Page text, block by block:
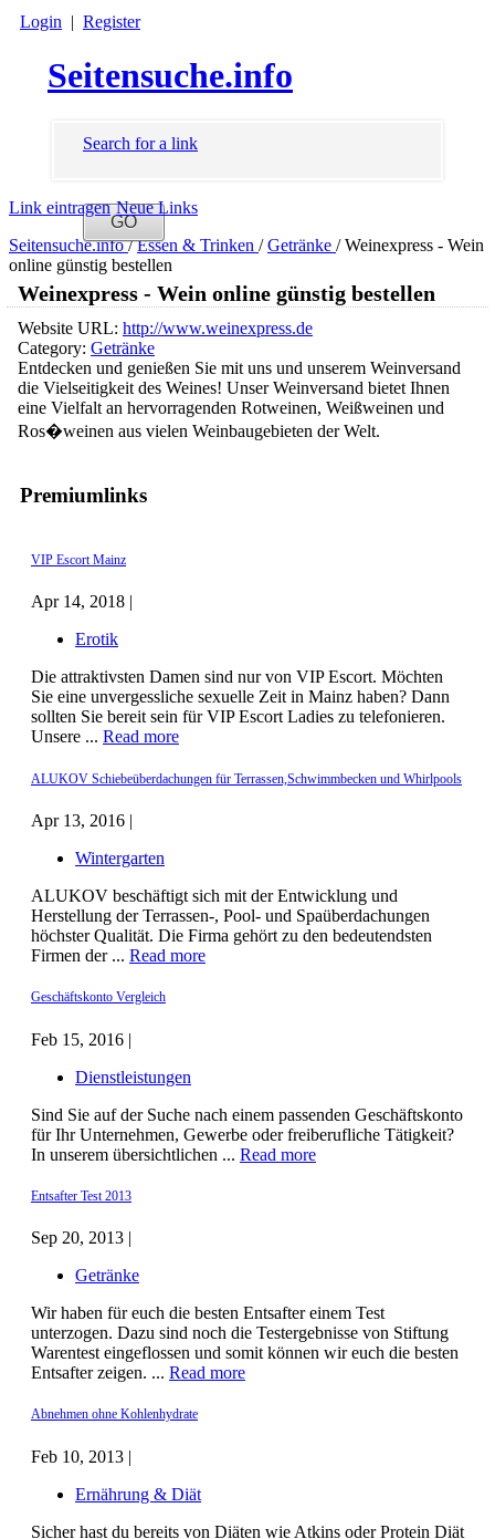
Login | Register
Seitensuche.info
Search for a link
Link eintragen Neue Links
Seitensuche.info/ Essen & Trinken / Getränke / Weinexpress - Wein
online günstig bestellen
Premiumlinks
VIP Escort Mainz
Apr 14, 2018 |
Erotik
Die attraktivsten Damen sind nur von VIP Escort. Möchten
Sie eine unvergessliche sexuelle Zeit in Mainz haben? Dann
sollten Sie bereit sein für VIP Escort Ladies zu telefonieren.
Unsere ... Read more
ALUKOV Schiebeüberdachungen für Terrassen,Schwimmbecken und Whirlpools
Apr 13, 2016 |
Wintergarten
ALUKOV beschäftigt sich mit der Entwicklung und
Herstellung der Terrassen-, Pool- und Spaüberdachungen
höchster Qualität. Die Firma gehört zu den bedeutendsten
Firmen der ... Read more
Geschäftskonto Vergleich
Feb 15, 2016 |
Dienstleistungen
Sind Sie auf der Suche nach einem passenden Geschäftskonto
für Ihr Unternehmen, Gewerbe oder freiberufliche Tätigkeit?
In unserem übersichtlichen ... Read more
Entsafter Test 2013
Sep 20, 2013 |
Getränke
Wir haben für euch die besten Entsafter einem Test
unterzogen. Dazu sind noch die Testergebnisse von Stiftung
Warentest eingeflossen und somit können wir euch die besten
Entsafter zeigen. ... Read more
Abnehmen ohne Kohlenhydrate
Feb 10, 2013 |
Ernährung & Diät
Sicher hast du bereits von Diäten wie Atkins oder Protein Diät
Weinexpress - Wein online günstig bestellen
Website URL: http://www.weinexpress.de
Category: Getränke
Entdecken und genießen Sie mit uns und unserem Weinversand
die Vielseitigkeit des Weines! Unser Weinversand bietet Ihnen
eine Vielfalt an hervorragenden Rotweinen, Weißweinen und
Ros�weinen aus vielen Weinbaugebieten der Welt.